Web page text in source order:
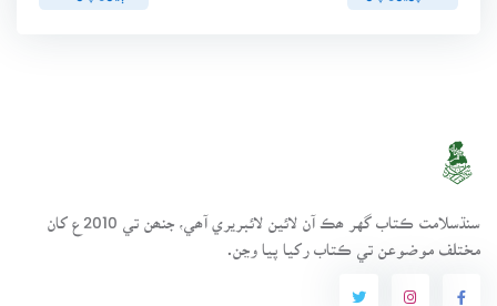
سنڌسلامت ڪتاب گهر ھڪ آن لائين لائبريري آھي، جنھن تي 2010ع کان
مختلف موضوعن تي ڪتاب رکيا پيا وڃن.